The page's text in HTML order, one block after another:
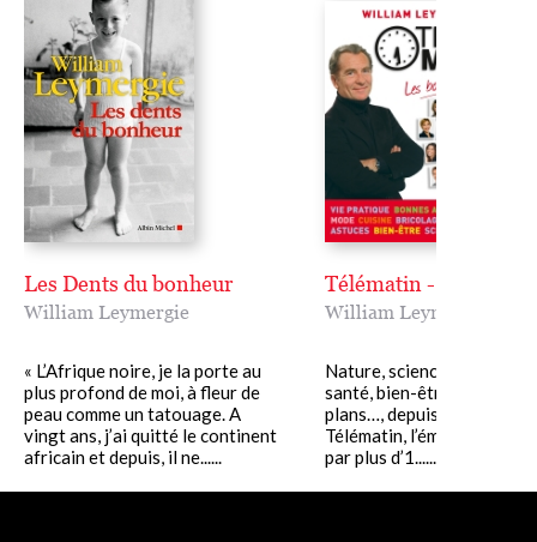
Les Dents du bonheur
William Leymergie
« L’Afrique noire, je la porte au
plus profond de moi, à fleur de
peau comme un tatouage. A
vingt ans, j’ai quitté le continent
africain et depuis, il ne......
Télématin - Les bons
William Leymergie
Nature, sciences, culture,
santé, bien-être, voyage,
plans…, depuis près de 25
Télématin, l’émission
par plus d’1......